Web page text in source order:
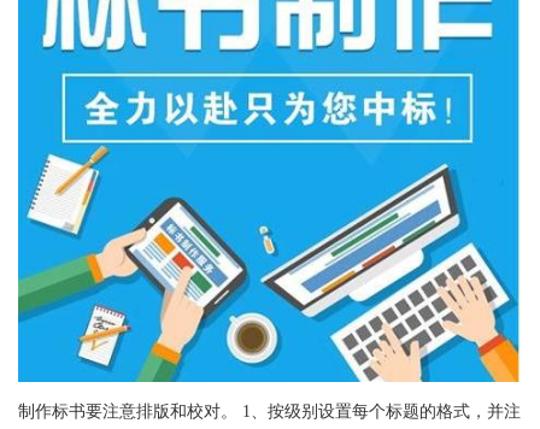
制作标书要注意排版和校对。 1、按级别设置每个标题的格式，并注